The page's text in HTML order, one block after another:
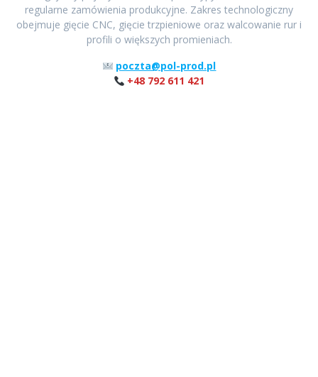
regularne zamówienia produkcyjne. Zakres technologiczny
obejmuje gięcie CNC, gięcie trzpieniowe oraz walcowanie rur i
profili o większych promieniach.
poczta@pol-prod.pl
+48 792 611 421